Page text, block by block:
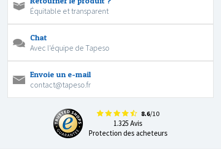
Équitable et transparent
Chat
Avec l'équipe de Tapeso
Envoie un e-mail
contact@tapeso.fr
8.6/10
1.325 Avis
Protection des acheteurs